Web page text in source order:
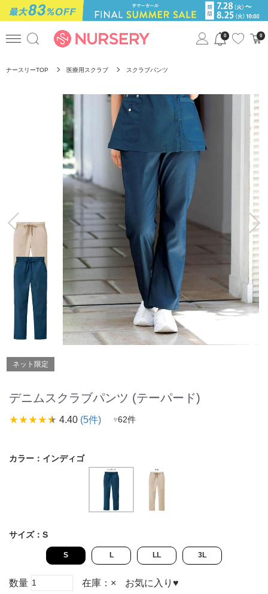
0 0
ナースリーTOP 医療用スクラブ スクラブパンツ
ネット限定
デニムスクラブパンツ (テーパード)
star_ratestar_ratestar_ratestar_ratestar_rate 4.40 (5件) ♥62件
カラー： インディゴ
サイズ： S
S L LL 3L
数量 在庫： × お気に入り ♥